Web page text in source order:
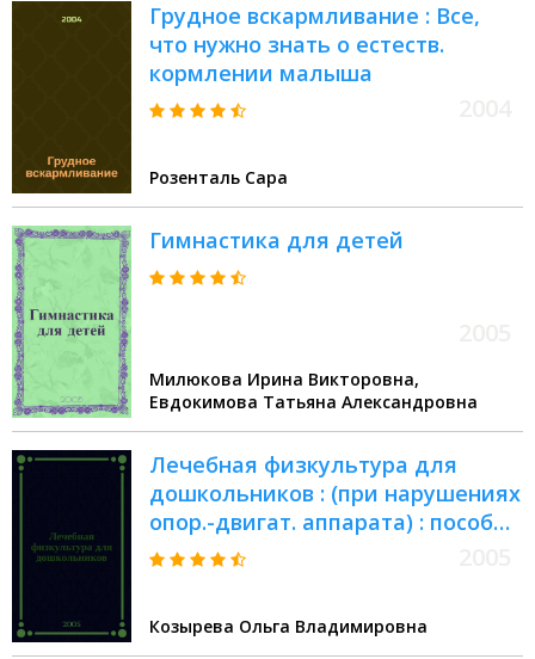
Грудное вскармливание : Все,
что нужно знать о естеств.
кормлении малыша
Розенталь Сара
Гимнастика для детей
Милюкова Ирина Викторовна,
Евдокимова Татьяна Александровна
Лечебная физкультура для
дошкольников : (при нарушениях
опор.-двигат. аппарата) : пособие
для инструкторов лечеб.
Козырева Ольга Владимировна